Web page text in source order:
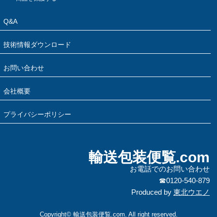
Q&A
技術情報ダウンロード
お問い合わせ
会社概要
プライバシーポリシー
輸送包装便覧.com
お電話でのお問い合わせ
☎0120-540-879
Produced by 東北ウエノ
Copyright© 輸送包装便覧.com. All right reserved.